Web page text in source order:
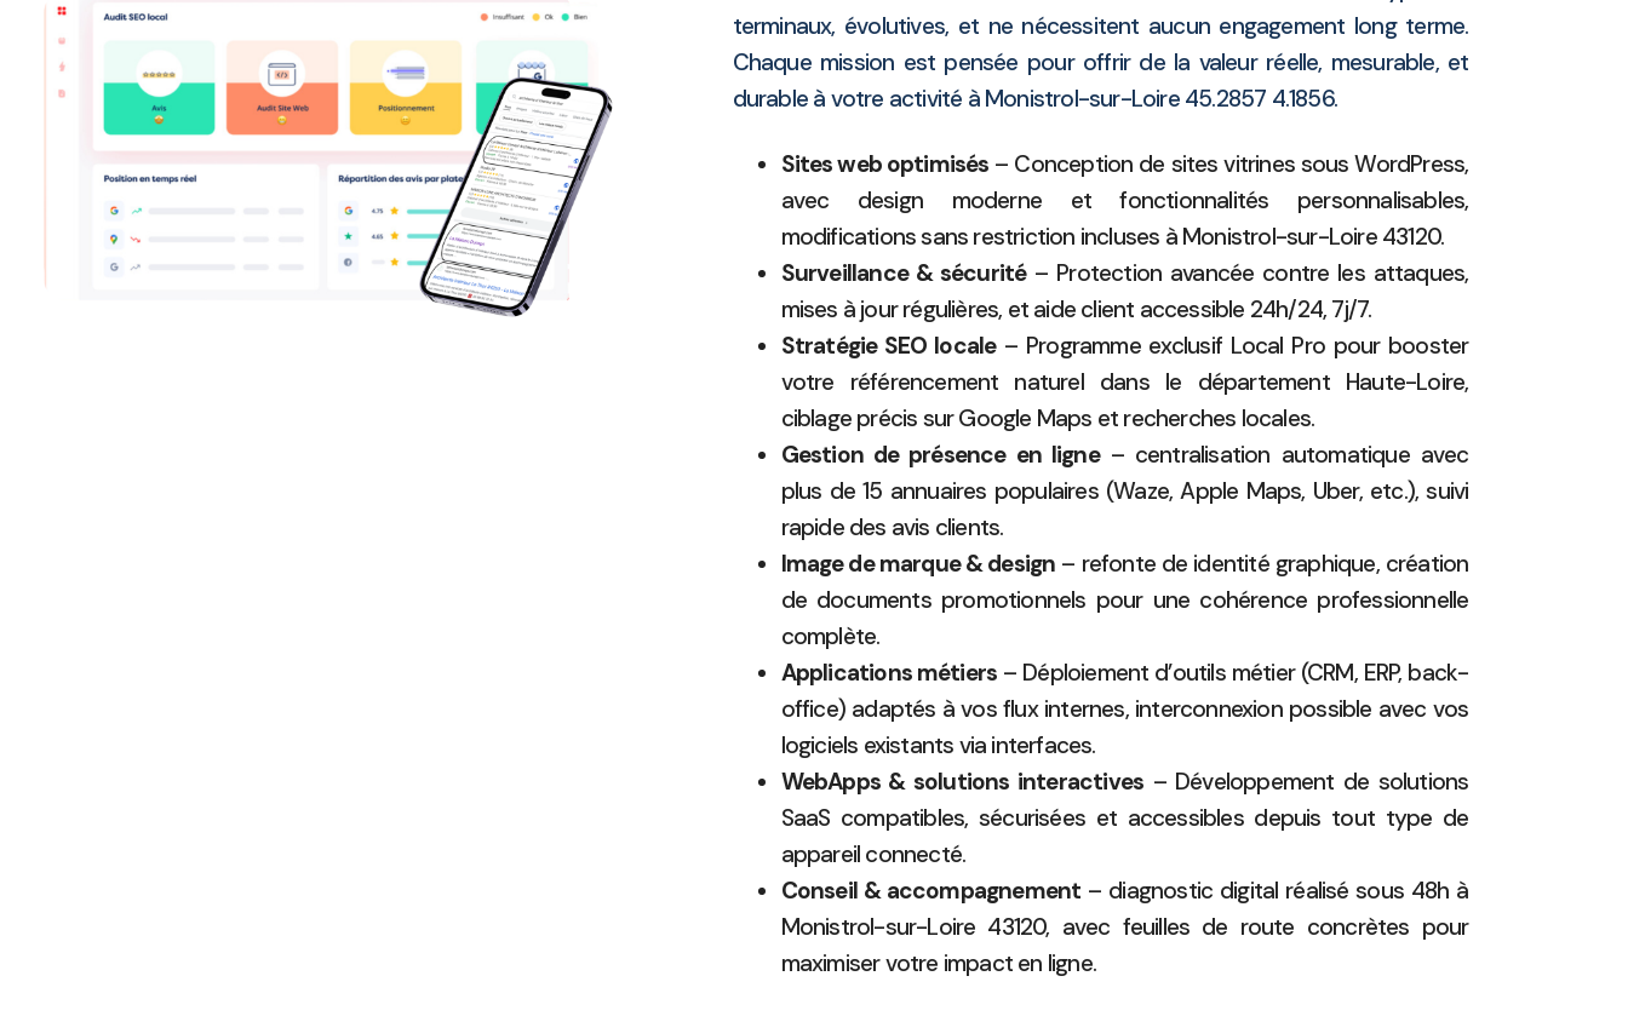
terminaux, évolutives, et ne nécessitent aucun engagement long terme.
Chaque mission est pensée pour offrir de la valeur réelle, mesurable, et
durable à votre activité à Monistrol-sur-Loire 45.2857 4.1856.
Sites web optimisés – Conception de sites vitrines sous WordPress,
avec design moderne et fonctionnalités personnalisables,
modifications sans restriction incluses à Monistrol-sur-Loire 43120.
Surveillance & sécurité– Protection avancée contre les attaques,
mises à jour régulières, et aide client accessible 24h/24, 7j/7.
Stratégie SEO locale– Programme exclusif Local Pro pour booster
votre référencement naturel dans le département Haute-Loire,
ciblage précis sur Google Maps et recherches locales.
Gestion de présence en ligne– centralisation automatique avec
plus de 15 annuaires populaires (Waze, Apple Maps, Uber, etc.), suivi
rapide des avis clients.
Image de marque & design – refonte de identité graphique, création
de documents promotionnels pour une cohérence professionnelle
complète.
Applications métiers – Déploiement d’outils métier (CRM, ERP, back-
office) adaptés à vos flux internes, interconnexion possible avec vos
logiciels existants via interfaces.
WebApps & solutions interactives – Développement de solutions
SaaS compatibles, sécurisées et accessibles depuis tout type de
appareil connecté.
Conseil & accompagnement – diagnostic digital réalisé sous 48h à
Monistrol-sur-Loire 43120, avec feuilles de route concrètes pour
maximiser votre impact en ligne.